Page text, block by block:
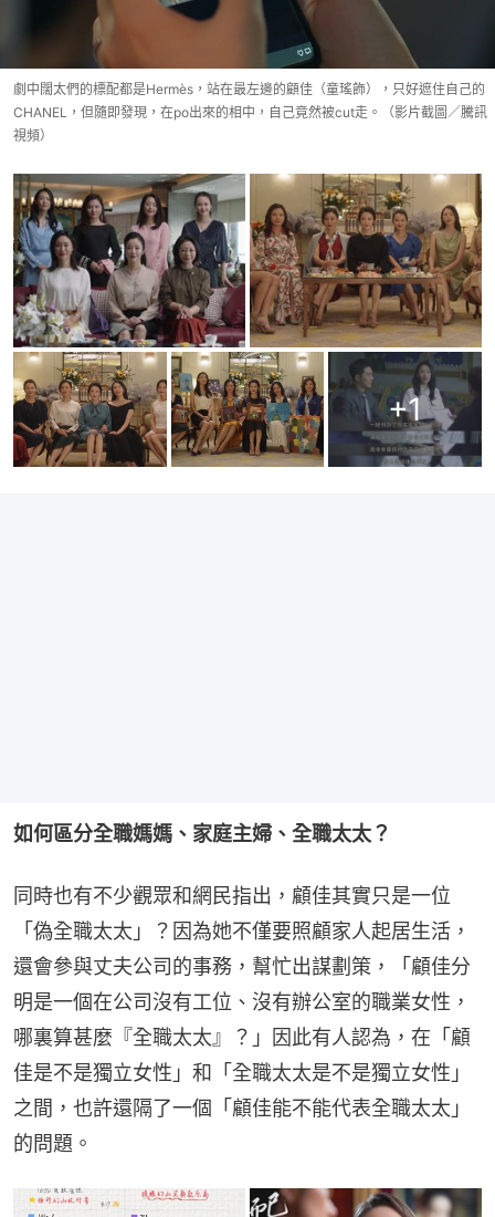
劇中闊太們的標配都是Hermès，站在最左邊的顧佳（童瑤飾），只好遮住自己的
CHANEL，但隨即發現，在po出來的相中，自己竟然被cut走。（影片截圖／騰訊
視頻）
+1
如何區分全職媽媽、家庭主婦、全職太太？
同時也有不少觀眾和網民指出，顧佳其實只是一位
「偽全職太太」？因為她不僅要照顧家人起居生活，
還會參與丈夫公司的事務，幫忙出謀劃策，「顧佳分
明是一個在公司沒有工位、沒有辦公室的職業女性，
哪裏算甚麼『全職太太』？」因此有人認為，在「顧
佳是不是獨立女性」和「全職太太是不是獨立女性」
之間，也許還隔了一個「顧佳能不能代表全職太太」
的問題。